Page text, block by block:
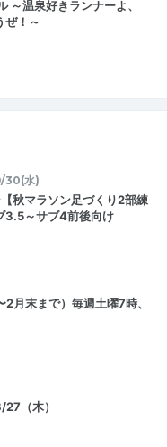
温泉好きランナーよ、
ぜ！～
30(水)
秋マラソン足づくり2部練
3.5～サブ4前後向け
月末まで）毎週土曜7時、
（木）